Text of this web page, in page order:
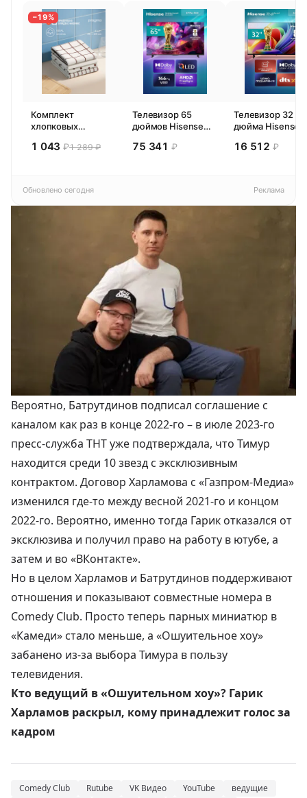
−19%
Комплект
хлопковых
полотенец 4 шт,
1 043₽1 289 ₽
Телевизор 65
дюймов Hisense
(2026) Смарт ТВ
75 341 ₽
Телевизор 32
дюйма Hisense
Смарт ТВ HD
16 512 ₽
Обновлено сегодня Реклама
Вероятно, Батрутдинов подписал соглашение с
каналом как раз в конце 2022-го – в июле 2023-го
пресс-служба ТНТуже подтверждала, что Тимур
находится среди 10 звезд с эксклюзивным
контрактом. Договор Харламова с «Газпром-Медиа»
изменился где-то между весной 2021-го и концом
2022-го. Вероятно, именно тогда Гарик отказался от
эксклюзива и получил право на работу в ютубе, а
затем и во «ВКонтакте».
Но в целом Харламов и Батрутдинов поддерживают
отношения и показывают совместные номера в
Comedy Club. Просто теперь парных миниатюр в
«Камеди» стало меньше, а «Ошуительное хоу»
забанено из-за выбора Тимура в пользу
телевидения.
Кто ведущий в «Ошуительном хоу»? Гарик
Харламов раскрыл, кому принадлежит голос за
кадром
Comedy Club Rutube VK Видео YouTube
ведущие